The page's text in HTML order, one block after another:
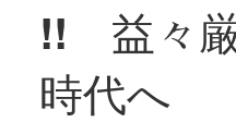
!! 益々
時代へ